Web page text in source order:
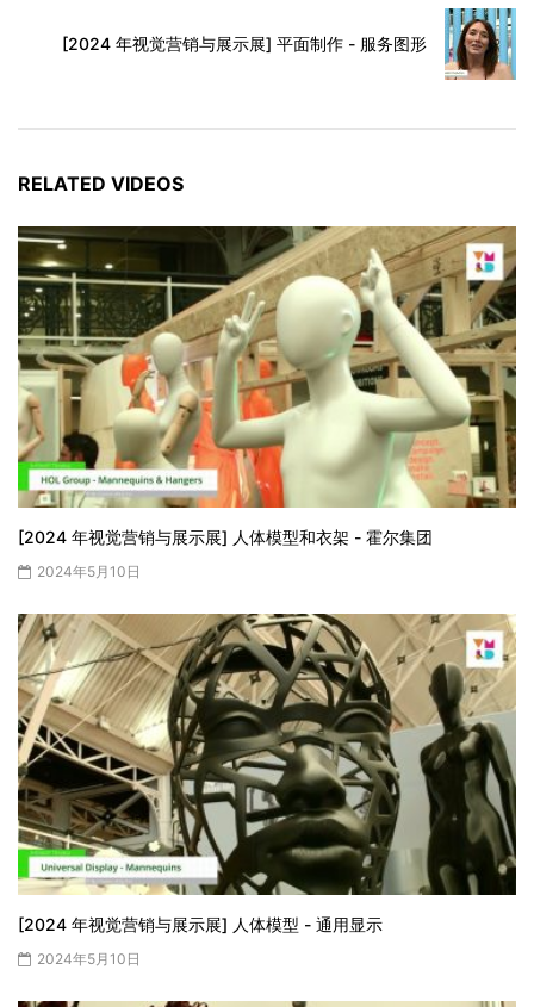
[2024 年视觉营销与展示展] 平面制作 - 服务图形
RELATED VIDEOS
[2024 年视觉营销与展示展] 人体模型和衣架 - 霍尔集团
2024年5月10日
[2024 年视觉营销与展示展] 人体模型 - 通用显示
2024年5月10日